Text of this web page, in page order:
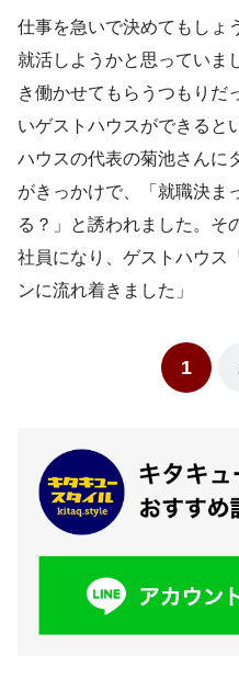
仕事を急いで決めてもしょ
就活しようかと思っていま
き働かせてもらうつもりだ
いゲストハウスができると
ハウスの代表の菊池さんに
がきっかけで、「就職決ま
る？」と誘われました。そ
社員になり、ゲストハウス
ンに流れ着きました」
1